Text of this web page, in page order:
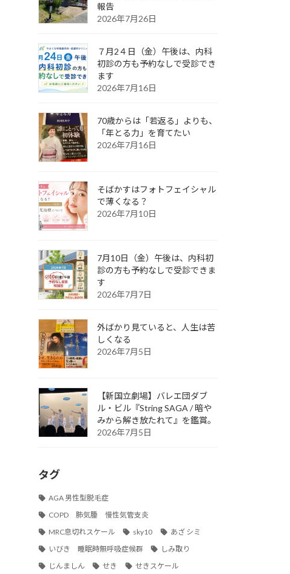
報告
2026年7月26日
７月2４日（金）午後は、内科
初診の方も予約なしで受診でき
ます
2026年7月16日
70歳からは「若返る」よりも、
「年とる力」を育てたい
2026年7月16日
そばかすはフォトフェイシャル
で薄くなる？
2026年7月10日
7月10日（金）午後は、内科初
診の方も予約なしで受診できま
す
2026年7月7日
外ばかり見ていると、人生は苦
しくなる
2026年7月5日
【新国立劇場】バレエ団ダブ
ル・ビル『String SAGA / 暗や
みから解き放たれて』を鑑賞。
2026年7月5日
タグ
AGA 男性型脱毛症
COPD 肺気腫 慢性気管支炎
MRC息切れスケール
sky10
あざ シミ
いびき 睡眠時無呼吸症候群
しみ取り
じんましん
せき
せきスケール